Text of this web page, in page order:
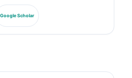
ja
Hän oli aiemmin Saksan
(German Society for Clinical
Google Scholar